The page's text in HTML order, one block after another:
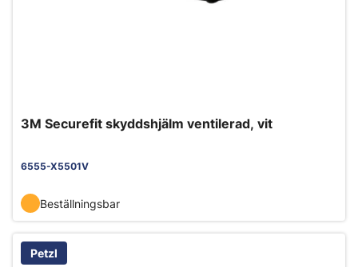
3M Securefit skyddshjälm ventilerad, vit
6555-X5501V
Beställningsbar
Petzl